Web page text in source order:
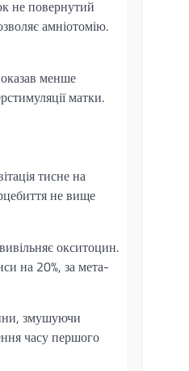
не повернутий
амніотомію.
менше
матки.
тисне на
не вище
окситоцин.
на 20%, за мета-
змушуючи
часу першого